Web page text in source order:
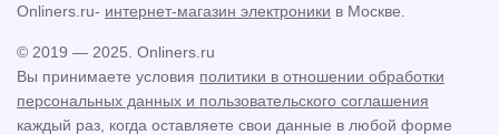
Вы принимаете условия политики в отношении обработки
персональных данных и пользовательского соглашения
каждый раз, когда оставляете свои данные в любой форме
© 2019 — 2025. Onliners.ru
Onliners.ru- интернет-магазин электроники в Москве.